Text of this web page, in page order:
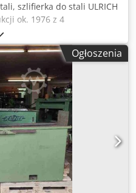
szlifierka do stali ULRICH
ok. 1976 z 4
tarcz szlifierskich: 1x
obrotowa tarczy
min Moc silnika: ok. 1 kW
stół szlifierski -
z obrotowymi stołami,
- jedno stanowisko
i odchylanym,
- 1 szt. tarcza
(znacznie zużyta) - 2
Ø 200 mm - Prawo- i
Dsdpjdz Srkjfx Ad Rskr -
maszyny Zapotrzebowanie
1300 mm Waga: ok. 450 kg
Ogłoszenia